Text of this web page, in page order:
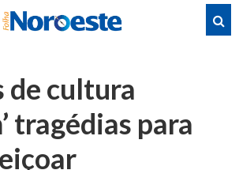
de cultura
tragédias para